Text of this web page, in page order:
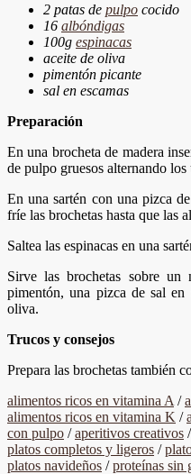
2 patas de pulpo cocido
16 albóndigas
100g espinacas
aceite de oliva
pimentón picante
sal en escamas
Preparación
En una brocheta de madera
de pulpo gruesos alternando
En una sartén con una pizca
fríe las brochetas hasta que las
Saltea las espinacas en una
Sirve las brochetas sobre un
pimentón, una pizca de sal
oliva.
Trucos y consejos
Prepara las brochetas también
alimentos ricos en vitamina A /
alimentos ricos en vitamina K /
con pulpo /aperitivos creativos /
platos completos y ligeros /
platos navideños /proteínas sin